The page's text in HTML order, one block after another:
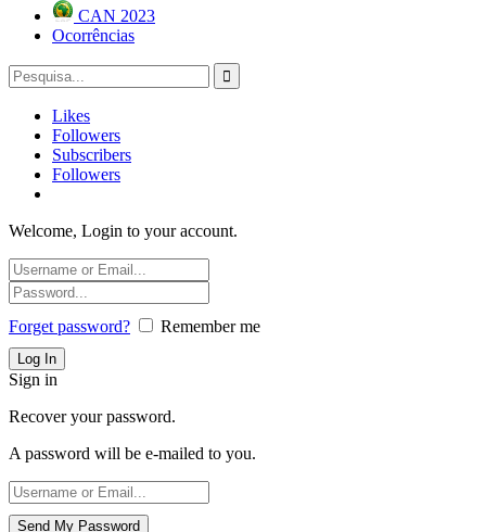
CAN 2023
Ocorrências
Likes
Followers
Subscribers
Followers
Welcome, Login to your account.
Forget password? Remember me
Sign in
Recover your password.
A password will be e-mailed to you.